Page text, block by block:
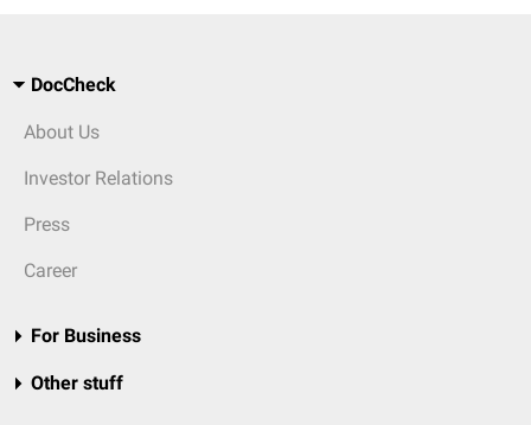
DocCheck
About Us
Investor Relations
Press
Career
For Business
Other stuff